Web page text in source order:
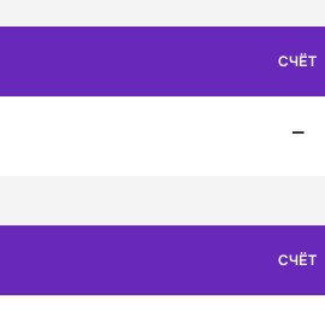
СЧЁТ
—
СЧЁТ